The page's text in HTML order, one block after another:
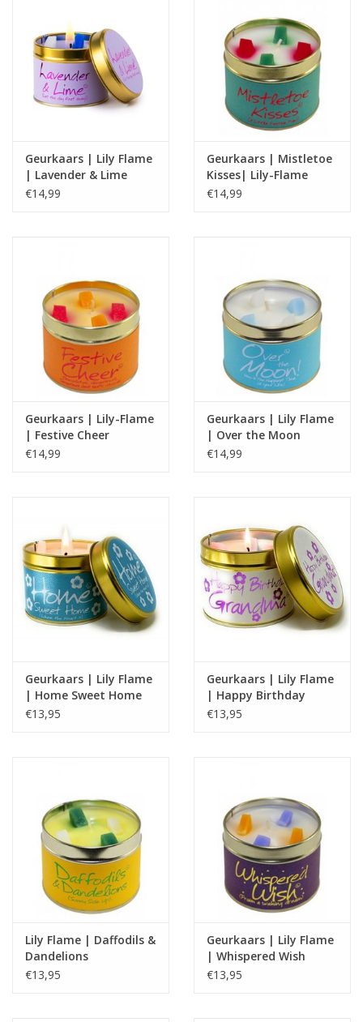
Geurkaars | Lily Flame
| Lavender & Lime
€14,99
Geurkaars | Mistletoe
Kisses| Lily-Flame
€14,99
Geurkaars | Lily-Flame
| Festive Cheer
€14,99
Geurkaars | Lily Flame
| Over the Moon
€14,99
Geurkaars | Lily Flame
| Home Sweet Home
€13,95
Geurkaars | Lily Flame
| Happy Birthday
Grandma
€13,95
Lily Flame | Daffodils &
Dandelions
€13,95
Geurkaars | Lily Flame
| Whispered Wish
€13,95